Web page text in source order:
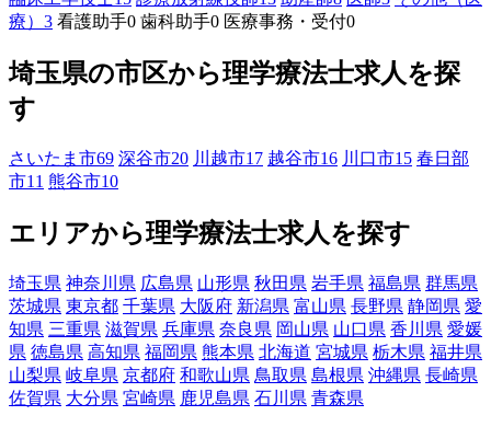
療） 3 看護助手0 歯科助手0 医療事務・受付0
埼玉県の市区から理学療法士求人を探
す
さいたま市69 深谷市20 川越市17 越谷市16 川口市15 春日部
市11 熊谷市10
エリアから理学療法士求人を探す
埼玉県 神奈川県 広島県 山形県 秋田県 岩手県 福島県 群馬県
茨城県 東京都 千葉県 大阪府 新潟県 富山県 長野県 静岡県 愛
知県 三重県 滋賀県 兵庫県 奈良県 岡山県 山口県 香川県 愛媛
県 徳島県 高知県 福岡県 熊本県 北海道 宮城県 栃木県 福井県
山梨県 岐阜県 京都府 和歌山県 鳥取県 島根県 沖縄県 長崎県
佐賀県 大分県 宮崎県 鹿児島県 石川県 青森県